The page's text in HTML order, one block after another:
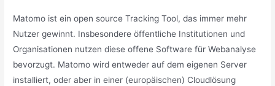
Matomo ist ein open source Tracking Tool, das immer mehr
Nutzer gewinnt. Insbesondere öffentliche Institutionen und
Organisationen nutzen diese offene Software für Webanalyse
bevorzugt. Matomo wird entweder auf dem eigenen Server
installiert, oder aber in einer (europäischen) Cloudlösung